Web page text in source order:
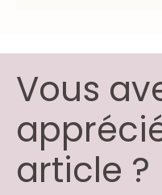
Vous
article ?